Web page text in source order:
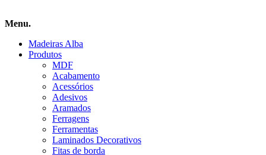
Menu.
Madeiras Alba
Produtos
MDF
Acabamento
Acessórios
Adesivos
Aramados
Ferragens
Ferramentas
Laminados Decorativos
Fitas de borda